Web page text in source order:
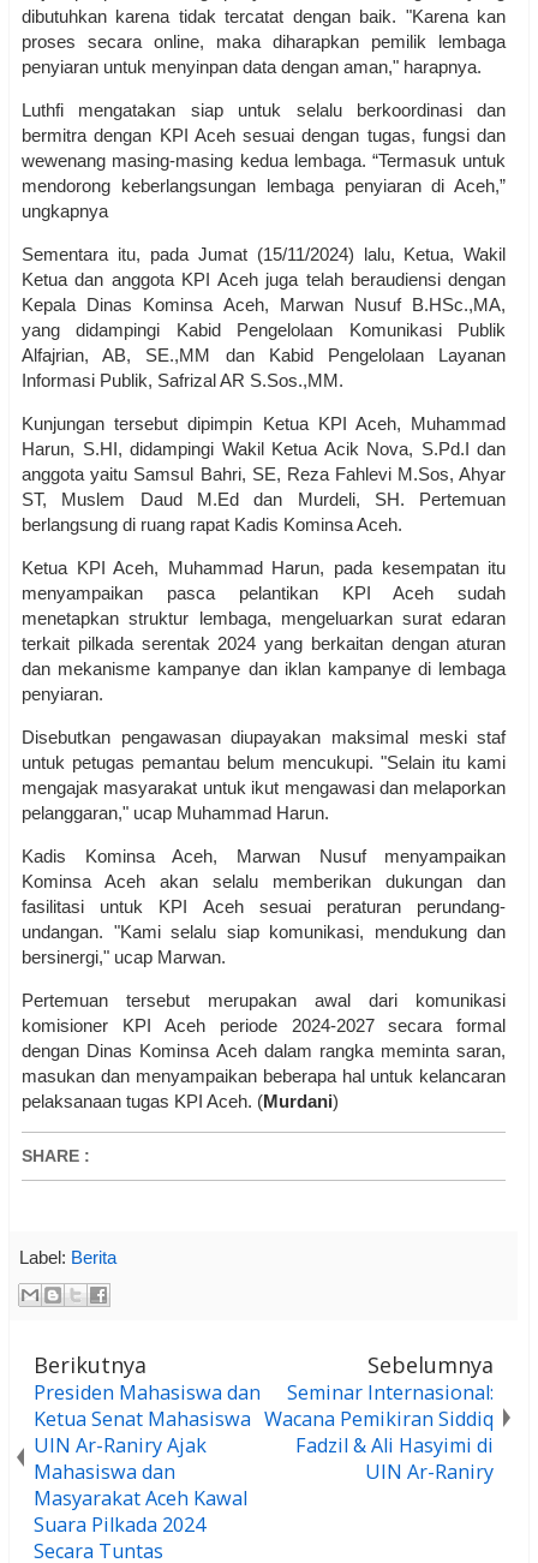
dibutuhkan karena tidak tercatat dengan baik. "Karena kan
proses secara online, maka diharapkan pemilik lembaga
penyiaran untuk menyinpan data dengan aman," harapnya.
Luthfi mengatakan siap untuk selalu berkoordinasi dan
bermitra dengan KPI Aceh sesuai dengan tugas, fungsi dan
wewenang masing-masing kedua lembaga. “Termasuk untuk
mendorong keberlangsungan lembaga penyiaran di Aceh,”
ungkapnya
Sementara itu, pada Jumat (15/11/2024) lalu, Ketua, Wakil
Ketua dan anggota KPI Aceh juga telah beraudiensi dengan
Kepala Dinas Kominsa Aceh, Marwan Nusuf B.HSc.,MA,
yang didampingi Kabid Pengelolaan Komunikasi Publik
Alfajrian, AB, SE.,MM dan Kabid Pengelolaan Layanan
Informasi Publik, Safrizal AR S.Sos.,MM.
Kunjungan tersebut dipimpin Ketua KPI Aceh, Muhammad
Harun, S.HI, didampingi Wakil Ketua Acik Nova, S.Pd.I dan
anggota yaitu Samsul Bahri, SE, Reza Fahlevi M.Sos, Ahyar
ST, Muslem Daud M.Ed dan Murdeli, SH. Pertemuan
berlangsung di ruang rapat Kadis Kominsa Aceh.
Ketua KPI Aceh, Muhammad Harun, pada kesempatan itu
menyampaikan pasca pelantikan KPI Aceh sudah
menetapkan struktur lembaga, mengeluarkan surat edaran
terkait pilkada serentak 2024 yang berkaitan dengan aturan
dan mekanisme kampanye dan iklan kampanye di lembaga
penyiaran.
Disebutkan pengawasan diupayakan maksimal meski staf
untuk petugas pemantau belum mencukupi. "Selain itu kami
mengajak masyarakat untuk ikut mengawasi dan melaporkan
pelanggaran," ucap Muhammad Harun.
Kadis Kominsa Aceh, Marwan Nusuf menyampaikan
Kominsa Aceh akan selalu memberikan dukungan dan
fasilitasi untuk KPI Aceh sesuai peraturan perundang-
undangan. "Kami selalu siap komunikasi, mendukung dan
bersinergi," ucap Marwan.
Pertemuan tersebut merupakan awal dari komunikasi
komisioner KPI Aceh periode 2024-2027 secara formal
dengan Dinas Kominsa Aceh dalam rangka meminta saran,
masukan dan menyampaikan beberapa hal untuk kelancaran
pelaksanaan tugas KPI Aceh. (Murdani)
SHARE :
Label: Berita
Berikutnya
Presiden Mahasiswa dan
Ketua Senat Mahasiswa
UIN Ar-Raniry Ajak
Mahasiswa dan
Masyarakat Aceh Kawal
Suara Pilkada 2024
Secara Tuntas
Sebelumnya
Seminar Internasional:
Wacana Pemikiran Siddiq
Fadzil & Ali Hasyimi di
UIN Ar-Raniry